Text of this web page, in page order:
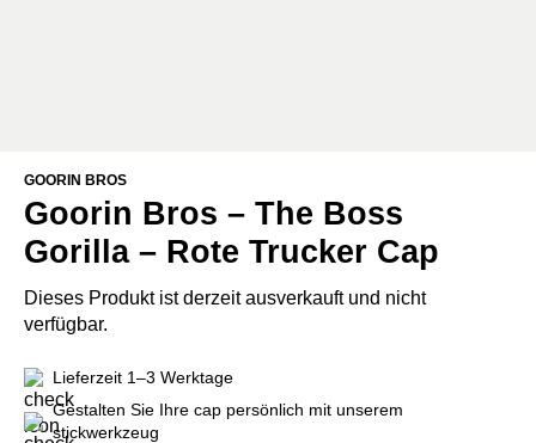
GOORIN BROS
Goorin Bros – The Boss
Gorilla – Rote Trucker Cap
Dieses Produkt ist derzeit ausverkauft und nicht
verfügbar.
Lieferzeit 1–3 Werktage
Gestalten Sie Ihre cap persönlich mit unserem
stickwerkzeug